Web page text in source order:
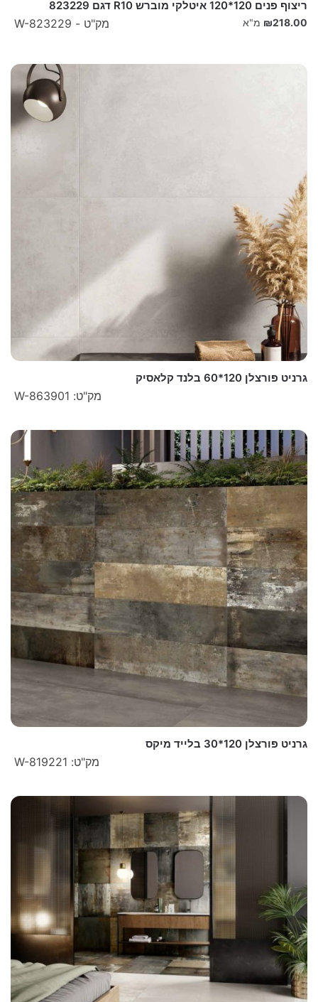
ריצוף פנים 120*120 איטלקי מוברש R10 דגם 823229
מק"ט - W-823229 ₪218.00 מ"א
גרניט פורצלן 120*60 בלנד קלאסיק
מק"ט: W-863901
גרניט פורצלן 120*30 בלייד מיקס
מק"ט: W-819221